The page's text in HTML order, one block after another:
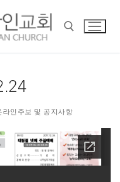
라인주보 및 공지사항